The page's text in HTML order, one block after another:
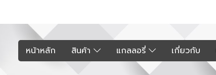
หน้าหลัก สินค้า แกลลอรี่ เกี่ยวกับ